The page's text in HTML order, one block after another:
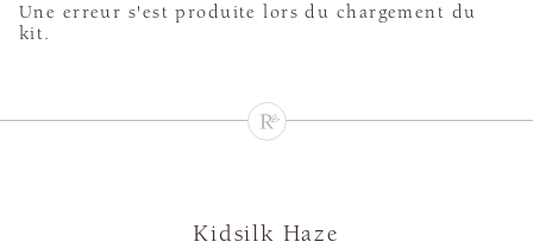
Une erreur s'est produite lors du chargement du
kit.
Kidsilk Haze